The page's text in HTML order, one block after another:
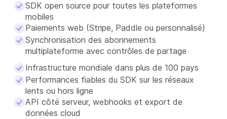
SDK open source pour toutes les plateformes
mobiles
Paiements web (Stripe, Paddle ou personnalisé)
Synchronisation des abonnements
multiplateforme avec contrôles de partage
Infrastructure mondiale dans plus de 100 pays
Performances fiables du SDK sur les réseaux
lents ou hors ligne
API côté serveur, webhooks et export de
données cloud